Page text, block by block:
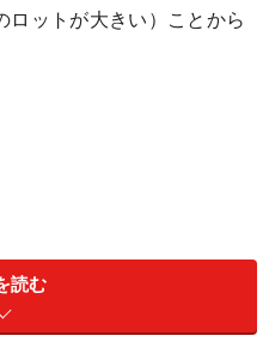
ロットが大きい）ことから
読む